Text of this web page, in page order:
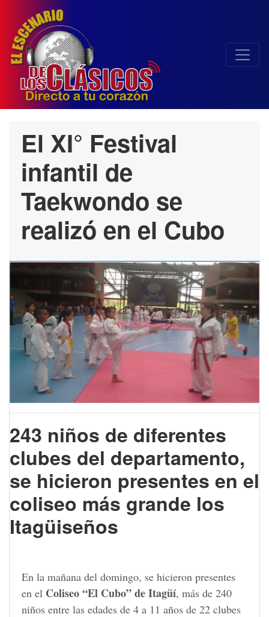
El XI° Festival
infantil de
Taekwondo se
realizó en el Cubo
243 niños de diferentes
clubes del departamento,
se hicieron presentes en el
coliseo más grande los
Itagüiseños
En la mañana del domingo, se hicieron presentes
en el Coliseo “El Cubo” de Itagüí, más de 240
niños entre las edades de 4 a 11 años de 22 clubes